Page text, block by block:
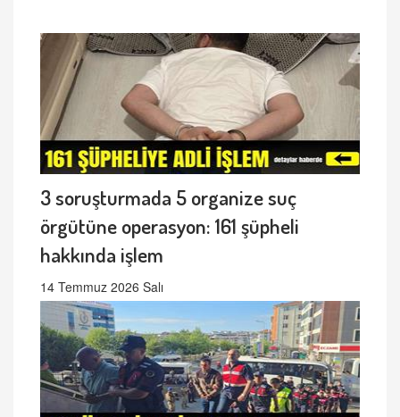
3 soruşturmada 5 organize suç
örgütüne operasyon: 161 şüpheli
hakkında işlem
14 Temmuz 2026 Salı